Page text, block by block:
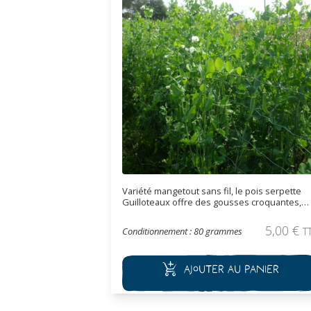
Variété mangetout sans fil, le pois serpette
Guilloteaux offre des gousses croquantes,
Conditionnement : 80 grammes 5,00 €
Ajouter au panier